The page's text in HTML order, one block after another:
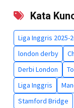
Kata
Liga Inggris 2025-
london derby
Derbi London
Liga Inggris
Stamford Bridge